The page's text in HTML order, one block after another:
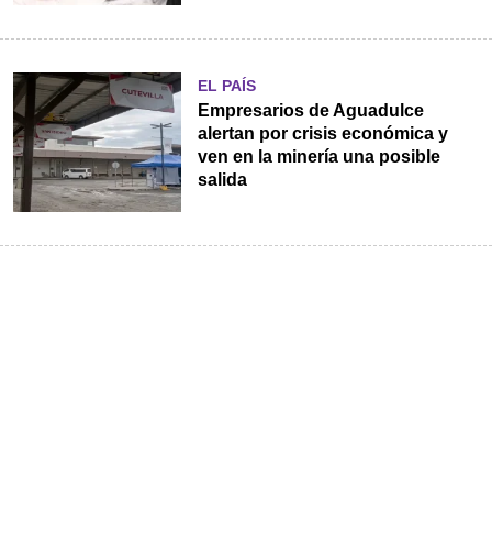
EL PAÍS
Empresarios de Aguadulce
alertan por crisis económica y
ven en la minería una posible
salida